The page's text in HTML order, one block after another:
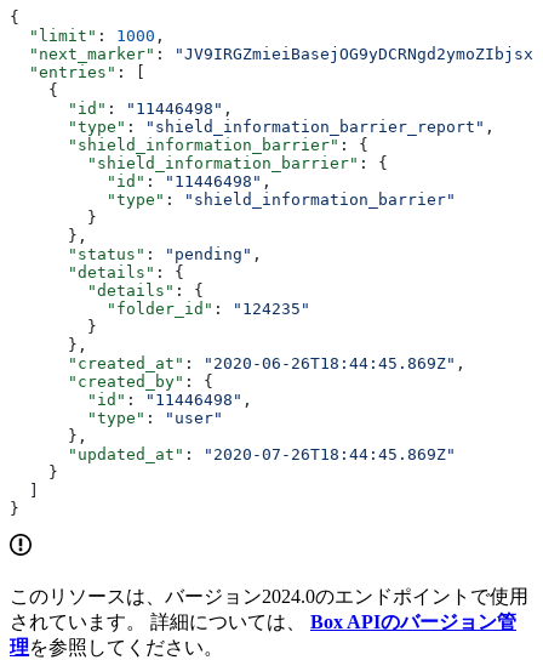
{
  "limit"
: 1000 ,
  "next_marker"
:
  "entries"
: [
    {
      "id"
: "11446498" ,
      "type"
: "shield_information_barrier_report" ,
      "shield_information_barrier"
: {
        "shield_information_barrier"
: {
          "id"
: "11446498" ,
          "type"
:
"shield_information_barrier"
        }
      },
      "status"
: "pending" ,
      "details"
: {
        "details"
: {
          "folder_id"
:
"124235"
        }
      },
      "created_at"
: "2020-06-26T18:44:45.869Z" ,
      "created_by"
: {
        "id"
: "11446498" ,
        "type"
:
"user"
      },
      "updated_at"
:
"2020-07-26T18:44:45.869Z"
    }
}
このリソースは、バージョン2024.0のエンドポイントで使用
されています。 詳細については、 Box APIのバージョン管
理を参照してください。